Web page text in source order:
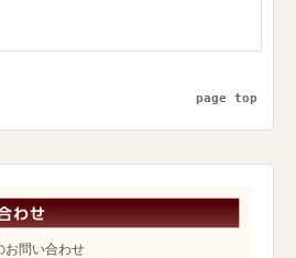
page top
お問い合わせ